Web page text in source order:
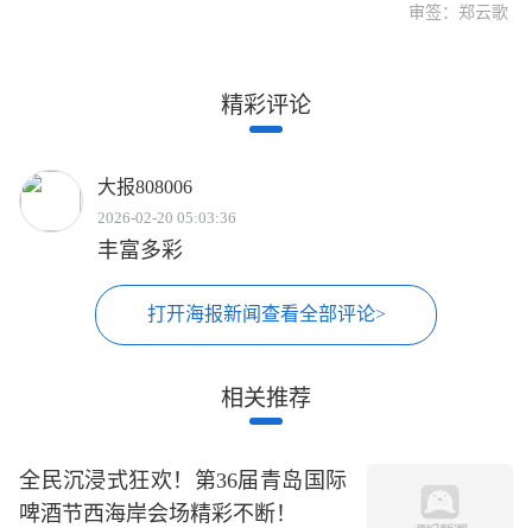
审签：郑云歌
精彩评论
大报808006
2026-02-20 05:03:36
丰富多彩
打开海报新闻查看全部评论>
相关推荐
全民沉浸式狂欢！第36届青岛国际
啤酒节西海岸会场精彩不断！